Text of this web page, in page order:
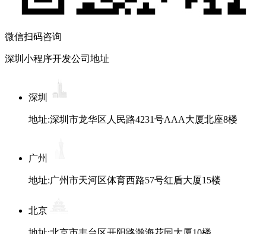
微信扫码咨询
深圳小程序开发公司地址
深圳
地址:深圳市龙华区人民路4231号AAA大厦北座8楼
广州
地址:广州市天河区体育西路57号红盾大厦15楼
北京